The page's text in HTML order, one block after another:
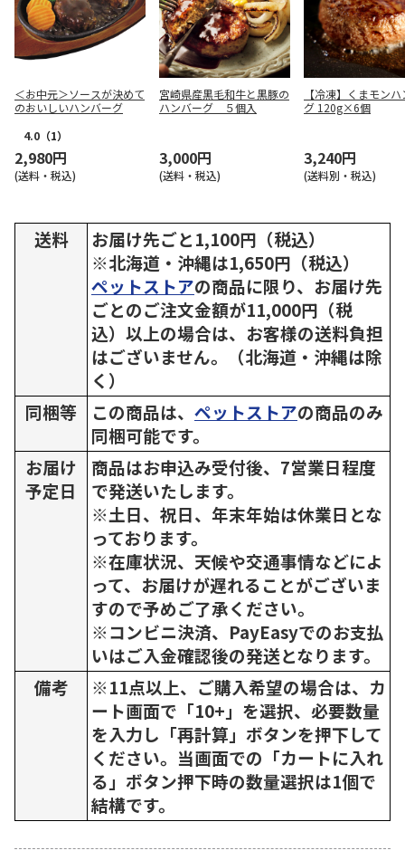
＜お中元＞ソースが決めて
のおいしいハンバーグ
4.0 （1）
2,980円
(送料・税込)
宮崎県産黒毛和牛と黒豚の
ハンバーグ ５個入
3,000円
(送料・税込)
【冷凍】くまモン
グ 120g×6個
3,240円
(送料別・税込)
送料
お届け先ごと1,100円（税込）
※北海道・沖縄は1,650円（税込）
ペットストアの商品に限り、お届け先
ごとのご注文金額が11,000円（税
込）以上の場合は、お客様の送料負担
はございません。（北海道・沖縄は除
く）
同梱等
この商品は、 ペットストアの商品のみ
同梱可能です。
お届け
予定日
商品はお申込み受付後、7営業日程度
で発送いたします。
※土日、祝日、年末年始は休業日とな
っております。
※在庫状況、天候や交通事情などによ
って、お届けが遅れることがございま
すので予めご了承ください。
※コンビニ決済、PayEasyでのお支払
いはご入金確認後の発送となります。
備考
※11点以上、ご購入希望の場合は、カ
ート画面で「10+」を選択、必要数量
を入力し「再計算」ボタンを押下して
ください。当画面での「カートに入れ
る」ボタン押下時の数量選択は1個で
結構です。